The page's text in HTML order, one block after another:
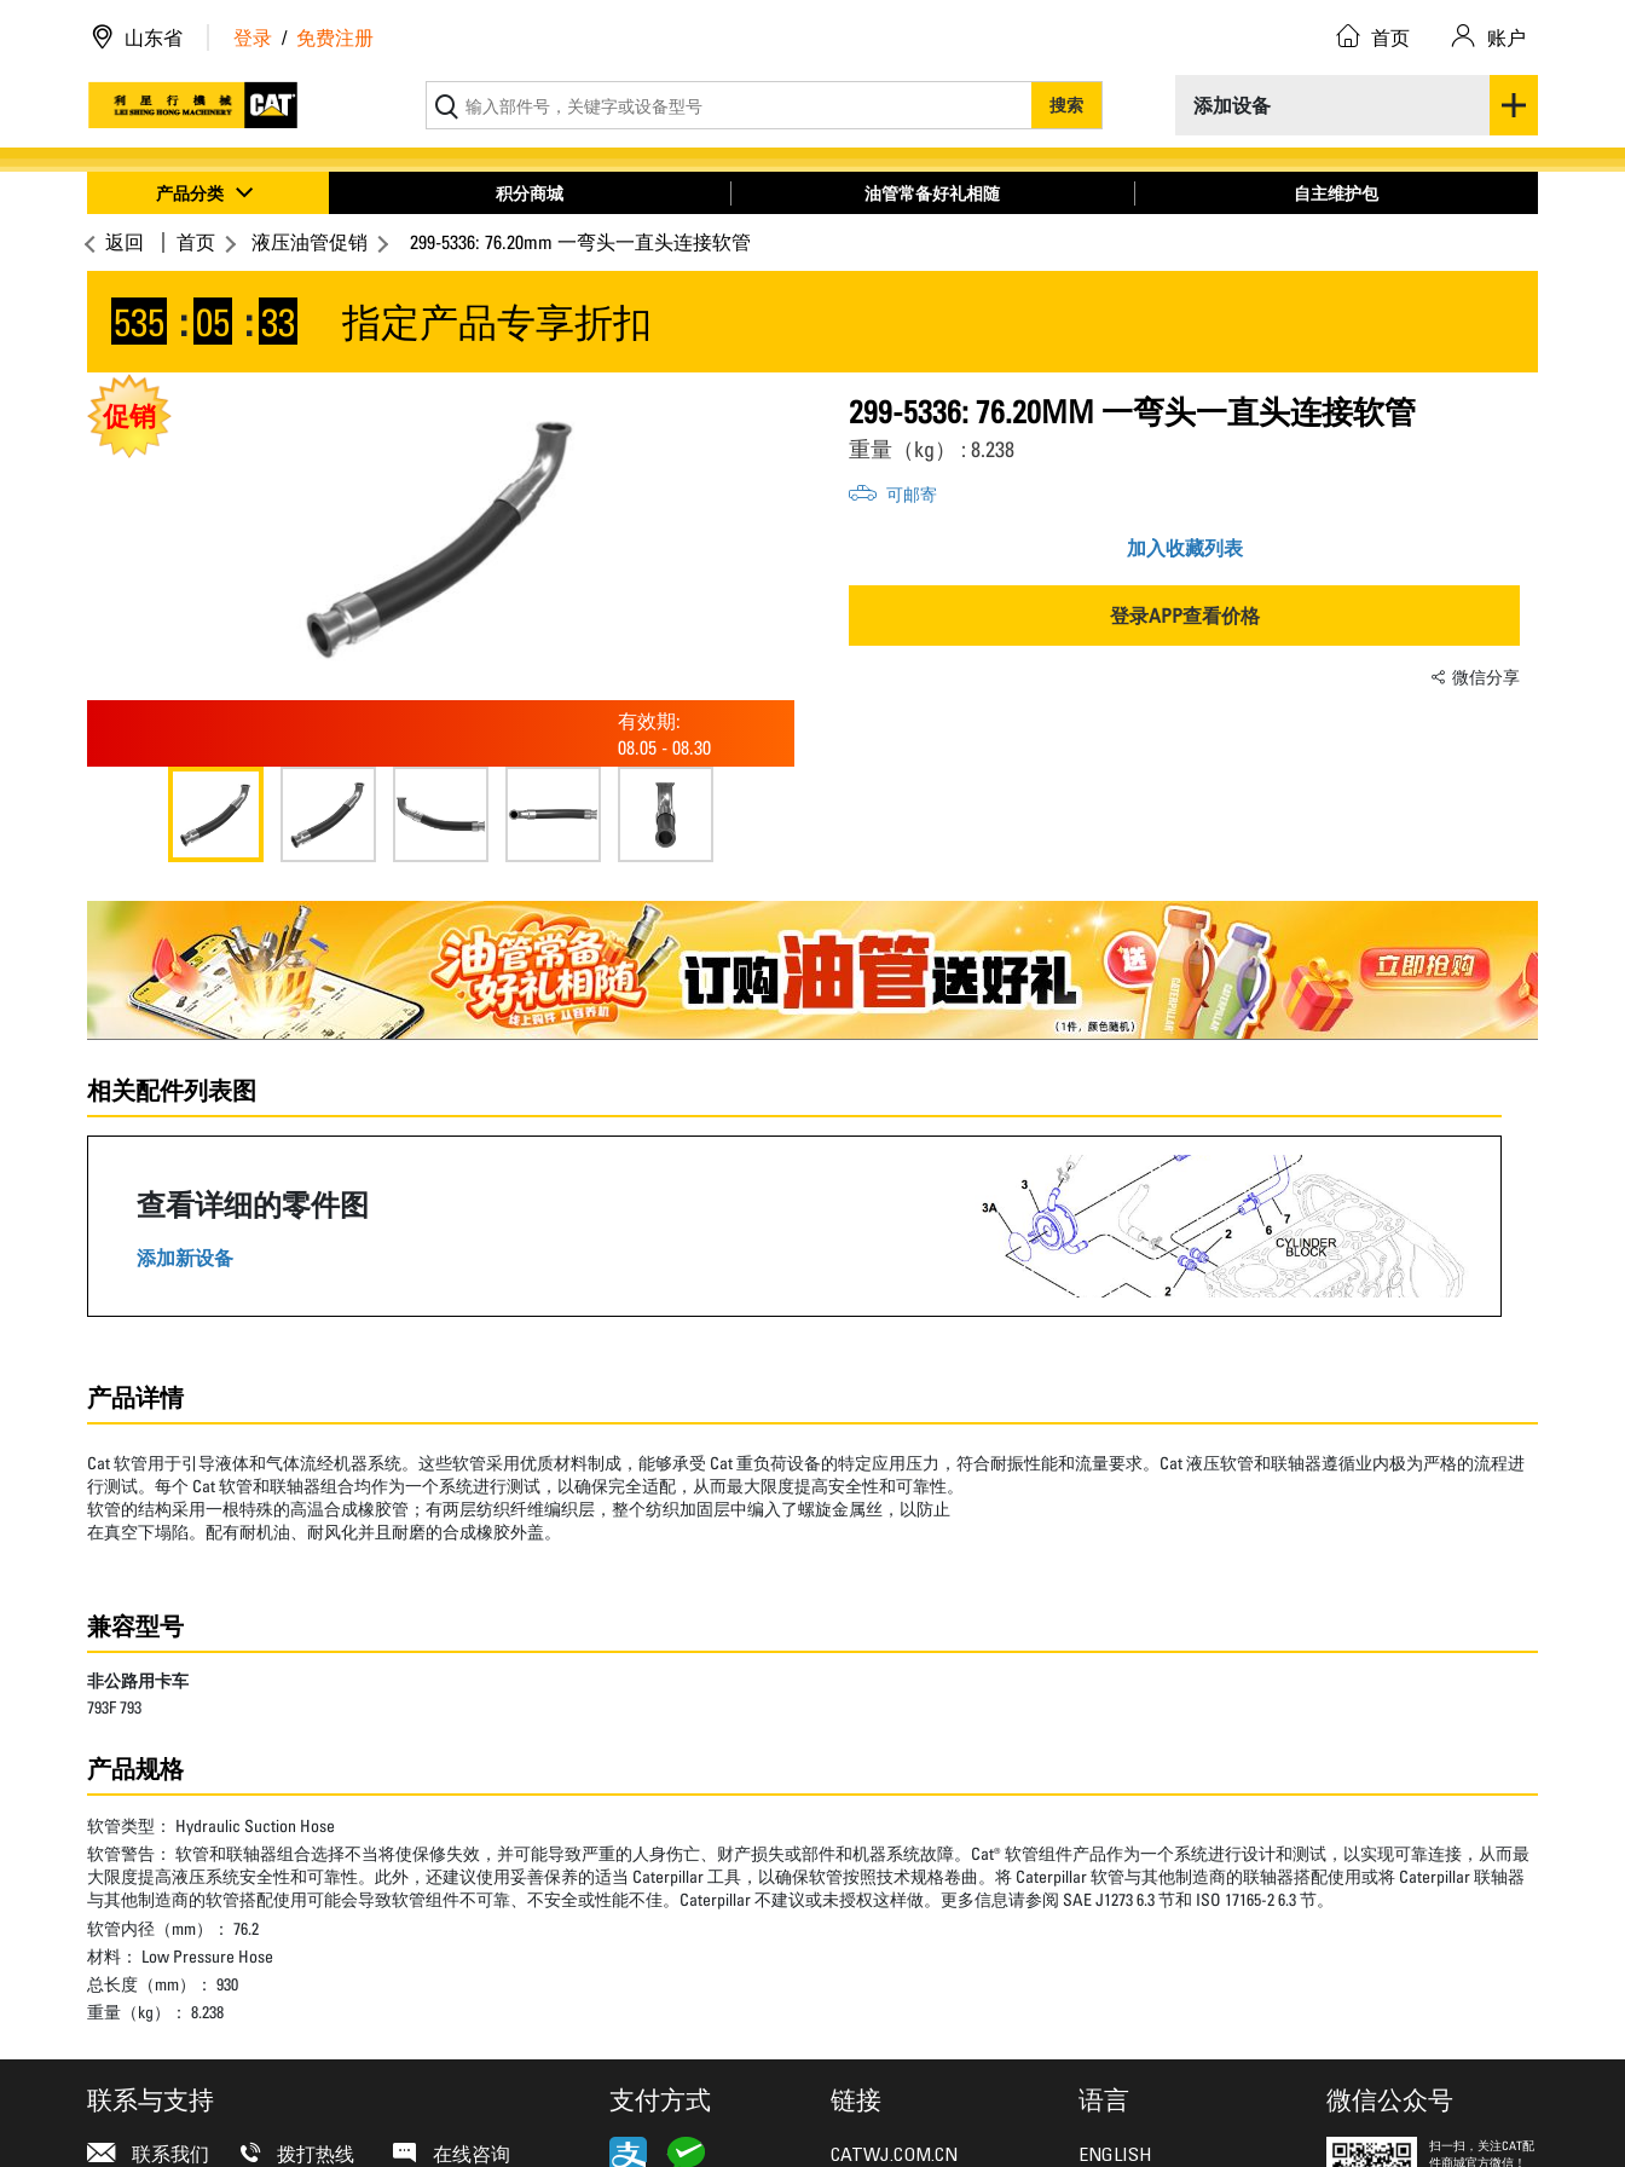
添加设备
搜索
山东省 登录 / 免费注册 首页 账户
产品分类 积分商城 油管常备好礼相随 自主维护包
返回 首页 液压油管促销 299-5336: 76.20mm 一弯头一直头连接软管
535 : 05 :32 指定产品专享折扣
促销
有效期:
08.05 - 08.30
299-5336: 76.20MM 一弯头一直头连接软管
重量（kg） : 8.238
可邮寄
加入收藏列表
登录APP查看价格
微信分享
相关配件列表图
查看详细的零件图
添加新设备
产品详情
Cat 软管用于引导液体和气体流经机器系统。这些软管采用优质材料制成，能够承受 Cat 重负荷设备的特定应用压力，符合耐振性能和流量要求。Cat 液压软管和联轴器遵循业内极为严格的流程进
行测试。每个 Cat 软管和联轴器组合均作为一个系统进行测试，以确保完全适配，从而最大限度提高安全性和可靠性。
软管的结构采用一根特殊的高温合成橡胶管；有两层纺织纤维编织层，整个纺织加固层中编入了螺旋金属丝，以防止
在真空下塌陷。配有耐机油、耐风化并且耐磨的合成橡胶外盖。
兼容型号
非公路用卡车
793F 793
产品规格
软管类型： Hydraulic Suction Hose
软管警告： 软管和联轴器组合选择不当将使保修失效，并可能导致严重的人身伤亡、财产损失或部件和机器系统故障。Cat® 软管组件产品作为一个系统进行设计和测试，以实现可靠连接，从而最
大限度提高液压系统安全性和可靠性。此外，还建议使用妥善保养的适当 Caterpillar 工具，以确保软管按照技术规格卷曲。将 Caterpillar 软管与其他制造商的联轴器搭配使用或将 Caterpillar 联轴器
与其他制造商的软管搭配使用可能会导致软管组件不可靠、不安全或性能不佳。Caterpillar 不建议或未授权这样做。更多信息请参阅 SAE J1273 6.3 节和 ISO 17165-2 6.3 节。
软管内径（mm）： 76.2
材料： Low Pressure Hose
总长度（mm）： 930
重量（kg）： 8.238
联系与支持
联系我们 拨打热线 在线咨询
支付方式 链接
CATWJ.COM.CN
语言
ENGLISH
微信公众号
扫一扫，关注CAT配
件商城官方微信！